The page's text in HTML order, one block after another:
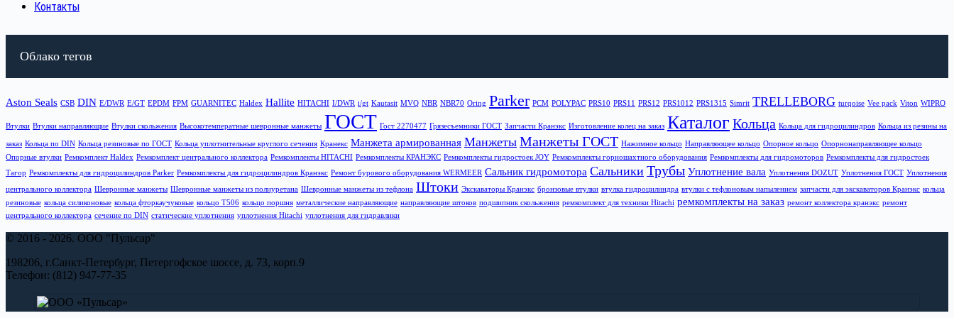
Контакты
Облако тегов
Aston Seals CSB DIN E/DWR E/GT EPDM FPM GUARNITEC Haldex Hallite HITACHI I/DWR i/gt Kautasit MVQ NBR NBR70 Oring Parker PCM POLYPAC PRS10 PRS11 PRS12 PRS1012 PRS1315 Simrit TRELLEBORG turqoise Vee pack Viton WIPRO
Втулки Втулки направляющие Втулки скольжения Высокотемператные шевронные манжеты ГОСТ Гост 2270477 Грязесъемники ГОСТ Запчасти Кранэкс Изготовление колец на заказ Каталог Кольца Кольца для гидроцилиндров Кольца из резины на
заказ Кольца по DIN Кольца резиновые по ГОСТ Кольца уплотнительные круглого сечения Кранекс Манжета армированная Манжеты Манжеты ГОСТ Нажимное кольцо Направляющее кольцо Опорное кольцо Опорнонаправляющее кольцо
Опорные втулки Ремкомплект Haldex Ремкомплект центрального коллектора Ремкомплекты HITACHI Ремкомплекты КРАНЭКС Ремкомплекты гидростоек JOY Ремкомплекты горношахтного оборудования Ремкомплекты для гидромоторов Ремкомплекты для гидростоек
Тагор Ремкомплекты для гидроцилиндров Parker Ремкомплекты для гидроцилиндров Кранэкс Ремонт бурового оборудования WERMEER Сальник гидромотора Сальники Трубы Уплотнение вала Уплотнения DOZUT Уплотнения ГОСТ Уплотнения
центрального коллектора Шевронные манжеты Шевронные манжеты из полиуретана Шевронные манжеты из тефлона Штоки Экскаваторы Кранэкс бронзовые втулки втулка гидроцилиндра втулки с тефлоновым напылением запчасти для экскаваторов Кранэкс кольца
резиновые кольца силиконовые кольца фторкаучуковые кольцо T506 кольцо поршня металлические направляющие направляющие штоков подшипник скольжения ремкомплект для техники Hitachi ремкомплекты на заказ ремонт коллектора кранэкс ремонт
центрального коллектора сечение по DIN статические уплотнения уплотнения Hitachi уплотнения для гидравлики
© 2016 - 2026. ООО "Пульсар"
198206, г.Санкт-Петербург, Петергофское шоссе, д. 73, корп.9
Телефон: (812) 947-77-35